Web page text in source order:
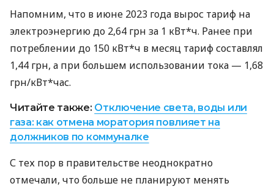
Напомним, что в июне 2023 года вырос тариф на
электроэнергию до 2,64 грн за 1 кВт*ч. Ранее при
потреблении до 150 кВт*ч в месяц тариф составлял
1,44 грн, а при большем использовании тока — 1,68
грн/кВт*час.
Читайте также: Отключение света, воды или
газа: как отмена моратория повлияет на
должников по коммуналке
С тех пор в правительстве неоднократно
отмечали, что больше не планируют менять